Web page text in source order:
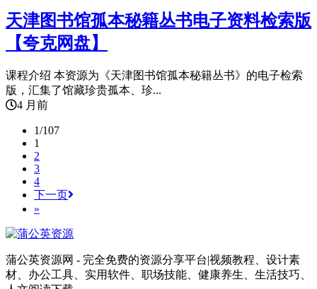
天津图书馆孤本秘籍丛书电子资料检索版
【夸克网盘】
课程介绍 本资源为《天津图书馆孤本秘籍丛书》的电子检索
版，汇集了馆藏珍贵孤本、珍...
4 月前
1/107
1
2
3
4
下一页
»
蒲公英资源网 - 完全免费的资源分享平台|视频教程、设计素
材、办公工具、实用软件、职场技能、健康养生、生活技巧、